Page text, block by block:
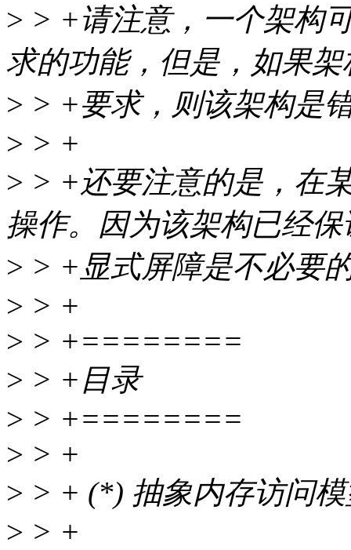
> > +请注意，一个架构
求的功能，但是，如果
> > +要求，则该架构是
> > +
> > +还要注意的是，在
操作。因为该架构已经
> > +显式屏障是不必要
> > +
> > +========
> > +目录
> > +========
> > +
> > + (*) 抽象内存访问
> > +